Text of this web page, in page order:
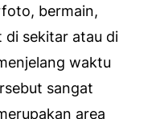
bermain,
di sekitar atau di
waktu
sangat
area